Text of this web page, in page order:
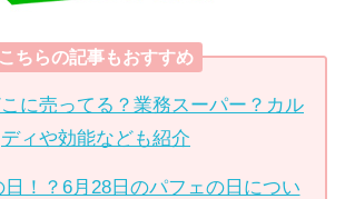
こちらの記事もおすすめ
に売ってる？業務スーパー？カル
ディや効能なども紹介
！？6月28日のパフェの日につい